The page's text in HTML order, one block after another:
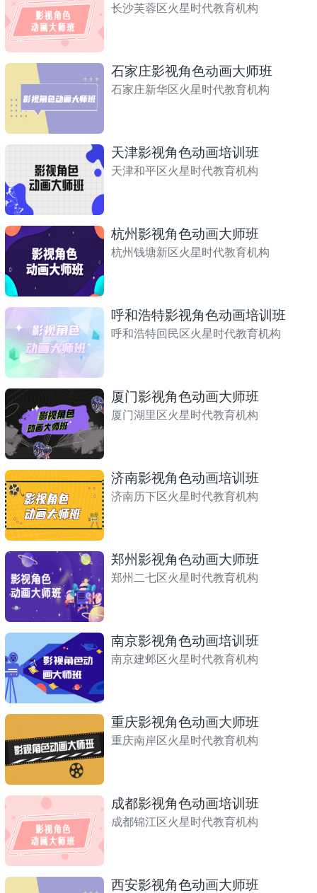
长沙芙蓉区火星时代教育机构
石家庄影视角色动画大师班
石家庄新华区火星时代教育机构
天津影视角色动画培训班
天津和平区火星时代教育机构
杭州影视角色动画大师班
杭州钱塘新区火星时代教育机构
呼和浩特影视角色动画培训班
呼和浩特回民区火星时代教育机构
厦门影视角色动画大师班
厦门湖里区火星时代教育机构
济南影视角色动画培训班
济南历下区火星时代教育机构
郑州影视角色动画大师班
郑州二七区火星时代教育机构
南京影视角色动画培训班
南京建邺区火星时代教育机构
重庆影视角色动画大师班
重庆南岸区火星时代教育机构
成都影视角色动画培训班
成都锦江区火星时代教育机构
西安影视角色动画大师班